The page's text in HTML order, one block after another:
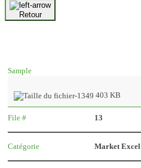
Retour
Sample
403 KB
File # 13
Catégorie Market Excel